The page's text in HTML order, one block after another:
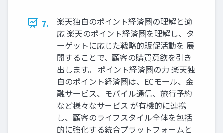
7.
楽天独自のポイント経済圏の理解と適
応 楽天のポイント経済圏を理解し、タ
ーゲットに応じた戦略的販促活動を 展
開することで、顧客の購買意欲を引き
出します。 ポイント経済圏の力 楽天独
自のポイント経済圏は、ECモール、金
融サービス、モバイル通信、旅行予約
など様々なサービス が有機的に連携
し、顧客のライフスタイル全体を包括
的に強化する統合プラットフォームと